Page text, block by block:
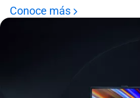
Conoce más